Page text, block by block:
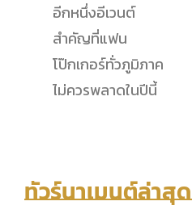
อีกหนึ่งอีเวนต์
สำคัญที่แฟน
โป๊กเกอร์ทั่วภูมิภาค
ไม่ควรพลาดในปีนี้
ทัวร์นาเมนต์ล่าสุด